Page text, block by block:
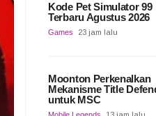
Kode Pet Simulator 99
Terbaru Agustus 2026
Games 23 jam lalu
Moonton Perkenalkan
Mekanisme Title
untuk MSC